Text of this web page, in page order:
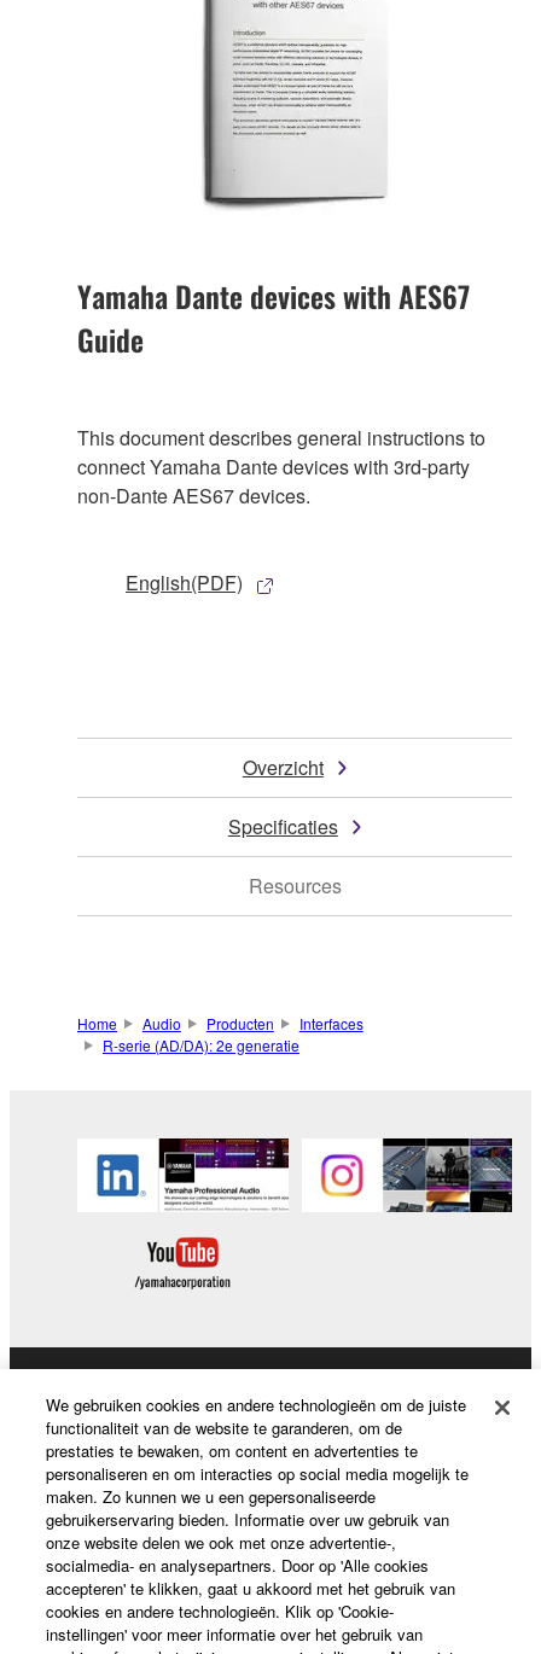
Yamaha Dante devices with AES67
Guide
This document describes general instructions to
connect Yamaha Dante devices with 3rd-party
non-Dante AES67 devices.
English(PDF)
Overzicht
Specificaties
Resources
Home Audio Producten
Interfaces
R-serie (AD/DA): 2e generatie
Producten en oplossingen
News
Over Yamaha
We gebruiken cookies en andere technologieën om de juiste
functionaliteit van de website te garanderen, om de
prestaties te bewaken, om content en advertenties te
personaliseren en om interacties op social media mogelijk te
maken. Zo kunnen we u een gepersonaliseerde
gebruikerservaring bieden. Informatie over uw gebruik van
onze website delen we ook met onze advertentie-,
socialmedia- en analysepartners. Door op 'Alle cookies
accepteren' te klikken, gaat u akkoord met het gebruik van
cookies en andere technologieën. Klik op 'Cookie-
instellingen' voor meer informatie over het gebruik van